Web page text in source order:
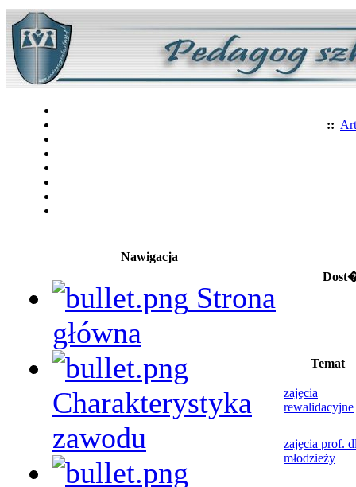
::
Nawigacja
Strona
główna
Charakterystyka
zawodu
Temat
zajęcia
rewalidacyjne
zajęcia prof.
młodzieży